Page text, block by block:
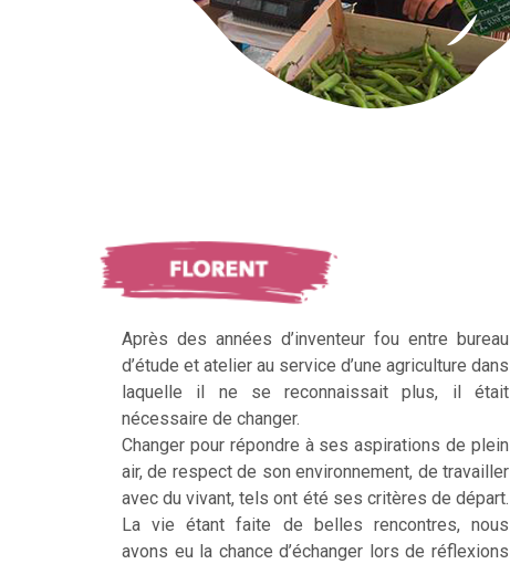
Après des années d’inventeur fou entre bureau
d’étude et atelier au service d’une agriculture dans
laquelle il ne se reconnaissait plus, il était
nécessaire de changer.
Changer pour répondre à ses aspirations de plein
air, de respect de son environnement, de travailler
avec du vivant, tels ont été ses critères de départ.
La vie étant faite de belles rencontres, nous
avons eu la chance d’échanger lors de réflexions